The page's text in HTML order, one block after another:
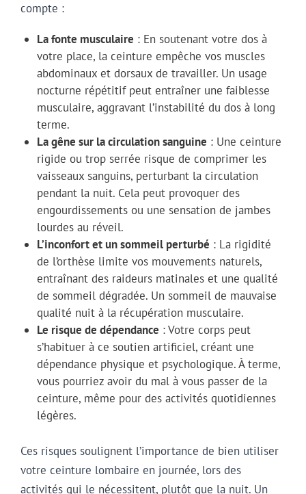
compte :
La fonte musculaire : En soutenant votre dos à
votre place, la ceinture empêche vos muscles
abdominaux et dorsaux de travailler. Un usage
nocturne répétitif peut entraîner une faiblesse
musculaire, aggravant l’instabilité du dos à long
terme.
La gêne sur la circulation sanguine : Une ceinture
rigide ou trop serrée risque de comprimer les
vaisseaux sanguins, perturbant la circulation
pendant la nuit. Cela peut provoquer des
engourdissements ou une sensation de jambes
lourdes au réveil.
L’inconfort et un sommeil perturbé : La rigidité
de l’orthèse limite vos mouvements naturels,
entraînant des raideurs matinales et une qualité
de sommeil dégradée. Un sommeil de mauvaise
qualité nuit à la récupération musculaire.
Le risque de dépendance : Votre corps peut
s’habituer à ce soutien artificiel, créant une
dépendance physique et psychologique. À terme,
vous pourriez avoir du mal à vous passer de la
ceinture, même pour des activités quotidiennes
légères.
Ces risques soulignent l’importance de bien utiliser
votre ceinture lombaire en journée, lors des
activités qui le nécessitent, plutôt que la nuit. Un